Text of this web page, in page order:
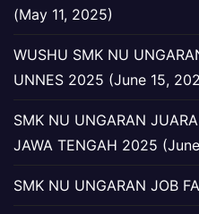
(May 11, 2025)
WUSHU SMK NU
UNNES 2025 (June 15,
SMK NU UNGARAN
JAWA TENGAH 2025
SMK NU UNGARAN JOB